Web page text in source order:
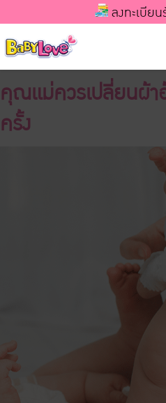
ลงทะเบีย
คุณแม่ควรเปลี่ยนผ้า
ครั้ง